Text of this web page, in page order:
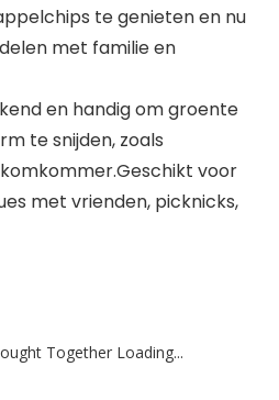
te genieten en nu
met familie en
en handig om groente
te snijden, zoals
voor
met vrienden, picknicks,
Together Loading...